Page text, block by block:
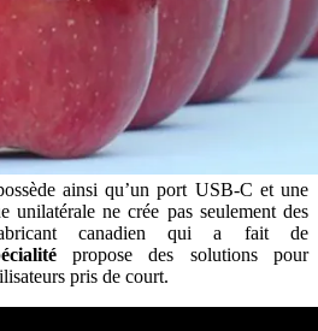
ainsi qu’un port USB-C et une
unilatérale ne crée pas seulement des
canadien qui a fait de
propose des solutions pour
pris de court.